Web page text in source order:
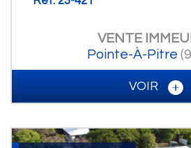
VENTE
Pointe-À-Pitre
VOIR